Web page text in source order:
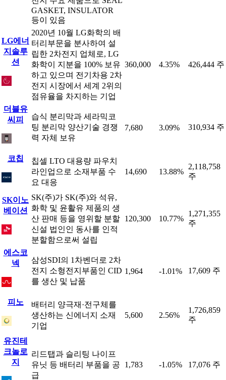
GASKET, INSULATOR
등이 있음
LG에너
지솔루
션
2020년 10월 LG화학의 배
터리부문을 분사하여 설
립한 2차전지 업체로, LG
화학이 지분을 100% 보유
하고 있으며 전기차용 2차
전지 시장에서 세계 2위의
점유율을 차지하는 기업
360,000 4.35% 426,444 주
더블유
씨피
습식 분리막과 세라믹코
팅 분리막 양산기술 경쟁
력 자체 보유
7,680 3.09% 310,934 주
코칩
칩셀 LTO 대용량 파우치
라인업으로 소재부품 수
요 대응
14,690 13.88%
2,118,758
주
SK이노
베이션
SK(주)가 SK(주)와 석유,
화학 및 윤활유 제품의 생
산 판매 등을 영위할 분할
신설 법인인 동사를 인적
분할함으로써 설립
120,300 10.77%
1,271,355
주
에스코
넥
삼성SDI의 1차벤더로 2차
전지 소형전지부품인 CID
를 생산 및 납품
1,964 -1.01% 17,609 주
피노
배터리 양극재·전구체를
생산하는 신에너지 소재
기업
5,600 2.56%
1,726,859
주
유진테
크놀로
지
리드탭과 슬리팅 나이프
유닛 등 배터리 부품을 공
급
1,783 -1.05% 17,076 주